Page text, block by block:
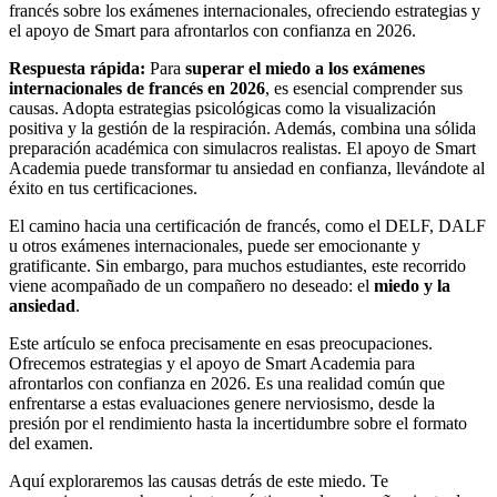
francés sobre los exámenes internacionales, ofreciendo estrategias y
el apoyo de Smart para afrontarlos con confianza en 2026.
Respuesta rápida: Para superar el miedo a los exámenes
internacionales de francés en 2026, es esencial comprender sus
causas. Adopta estrategias psicológicas como la visualización
positiva y la gestión de la respiración. Además, combina una sólida
preparación académica con simulacros realistas. El apoyo de Smart
Academia puede transformar tu ansiedad en confianza, llevándote al
éxito en tus certificaciones.
El camino hacia una certificación de francés, como el DELF, DALF
u otros exámenes internacionales, puede ser emocionante y
gratificante. Sin embargo, para muchos estudiantes, este recorrido
viene acompañado de un compañero no deseado: el miedo y la
ansiedad.
Este artículo se enfoca precisamente en esas preocupaciones.
Ofrecemos estrategias y el apoyo de Smart Academia para
afrontarlos con confianza en 2026. Es una realidad común que
enfrentarse a estas evaluaciones genere nerviosismo, desde la
presión por el rendimiento hasta la incertidumbre sobre el formato
del examen.
Aquí exploraremos las causas detrás de este miedo. Te